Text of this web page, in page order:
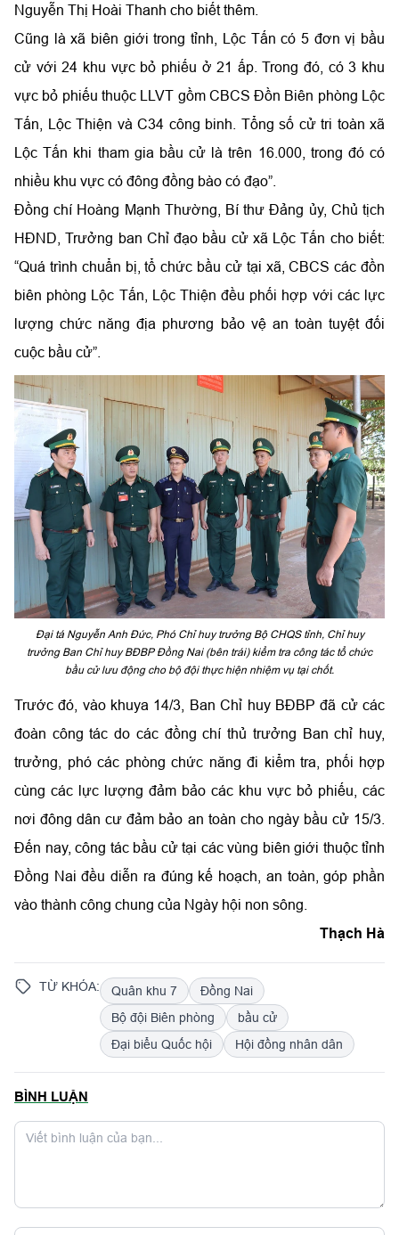
Nguyễn Thị Hoài Thanh cho biết thêm.
Cũng là xã biên giới trong tỉnh, Lộc Tấn có 5 đơn vị bầu
cử với 24 khu vực bỏ phiếu ở 21 ấp. Trong đó, có 3 khu
vực bỏ phiếu thuộc LLVT gồm CBCS Đồn Biên phòng Lộc
Tấn, Lộc Thiện và C34 công binh. Tổng số cử tri toàn xã
Lộc Tấn khi tham gia bầu cử là trên 16.000, trong đó có
nhiều khu vực có đông đồng bào có đạo”.
Đồng chí Hoàng Mạnh Thường, Bí thư Đảng ủy, Chủ tịch
HĐND, Trưởng ban Chỉ đạo bầu cử xã Lộc Tấn cho biết:
“Quá trình chuẩn bị, tổ chức bầu cử tại xã, CBCS các đồn
biên phòng Lộc Tấn, Lộc Thiện đều phối hợp với các lực
lượng chức năng địa phương bảo vệ an toàn tuyệt đối
cuộc bầu cử”.
Đại tá Nguyễn Anh Đức, Phó Chỉ huy trưởng Bộ CHQS tỉnh, Chỉ huy
trưởng Ban Chỉ huy BĐBP Đồng Nai (bên trái) kiểm tra công tác tổ chức
bầu cử lưu động cho bộ đội thực hiện nhiệm vụ tại chốt.
Trước đó, vào khuya 14/3, Ban Chỉ huy BĐBP đã cử các
đoàn công tác do các đồng chí thủ trưởng Ban chỉ huy,
trưởng, phó các phòng chức năng đi kiểm tra, phối hợp
cùng các lực lượng đảm bảo các khu vực bỏ phiếu, các
nơi đông dân cư đảm bảo an toàn cho ngày bầu cử 15/3.
Đến nay, công tác bầu cử tại các vùng biên giới thuộc tỉnh
Đồng Nai đều diễn ra đúng kế hoạch, an toàn, góp phần
vào thành công chung của Ngày hội non sông.
Thạch Hà
TỪ KHÓA: Quân khu 7
Đồng Nai
Bộ đội Biên phòng
bầu cử
Đại biểu Quốc hội
Hội đồng nhân dân
BÌNH LUẬN